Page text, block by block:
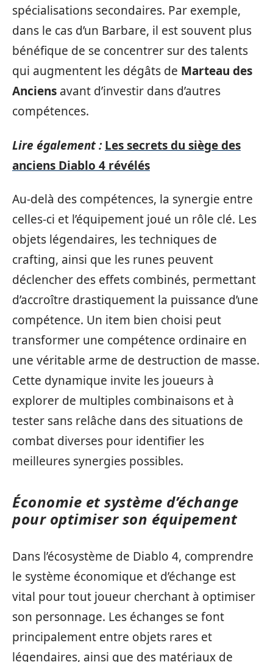
spécialisations secondaires. Par exemple,
dans le cas d’un Barbare, il est souvent plus
bénéfique de se concentrer sur des talents
qui augmentent les dégâts de Marteau des
Anciens avant d’investir dans d’autres
compétences.
Lire également : Les secrets du siège des
anciens Diablo 4 révélés
Au-delà des compétences, la synergie entre
celles-ci et l’équipement joué un rôle clé. Les
objets légendaires, les techniques de
crafting, ainsi que les runes peuvent
déclencher des effets combinés, permettant
d’accroître drastiquement la puissance d’une
compétence. Un item bien choisi peut
transformer une compétence ordinaire en
une véritable arme de destruction de masse.
Cette dynamique invite les joueurs à
explorer de multiples combinaisons et à
tester sans relâche dans des situations de
combat diverses pour identifier les
meilleures synergies possibles.
Économie et système d’échange
pour optimiser son équipement
Dans l’écosystème de Diablo 4, comprendre
le système économique et d’échange est
vital pour tout joueur cherchant à optimiser
son personnage. Les échanges se font
principalement entre objets rares et
légendaires, ainsi que des matériaux de